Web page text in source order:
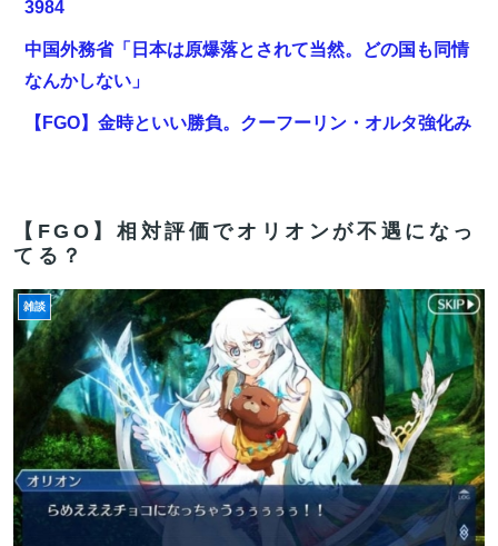
3984
中国外務省「日本は原爆落とされて当然。どの国も同情
なんかしない」
【FGO】金時といい勝負。クーフーリン・オルタ強化み
ますか？」
【FGO】ジャンヌ系にラクシュミーは含まれますか？W
ジル・ド・レェ強化みんなの反応まとめ
森川ジョージ「みい山アンチは正義を主張する前に漫画
の無断転載をやめろよ」←これwwww
【FGO】バッファーとしても十分使えるね。レオニダス
強化みんなの反応まとめ
【FGO】チャイナドレス バーヴァン・シー
Fate/GrandOrderのイラスト紹介3985
【FGO】相対評価でオリオンが不遇になっ
てる？
雑談